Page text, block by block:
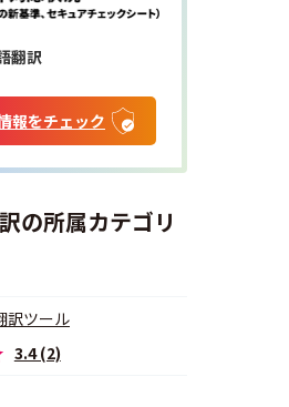
翻訳
報をチェック
の所属カテゴリ
訳ツール
3.4 (2)